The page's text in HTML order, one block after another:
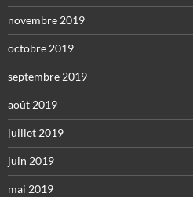
novembre 2019
octobre 2019
septembre 2019
août 2019
juillet 2019
juin 2019
mai 2019